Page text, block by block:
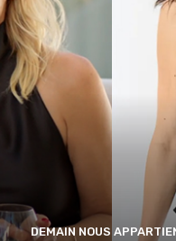
DEMAIN NOUS